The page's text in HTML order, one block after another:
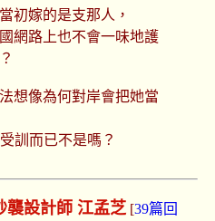
初嫁的是支那人，
網路上也不會一味地護
想像為何對岸會把她當
訓而已不是嗎？
襲設計師 江孟芝[39篇回